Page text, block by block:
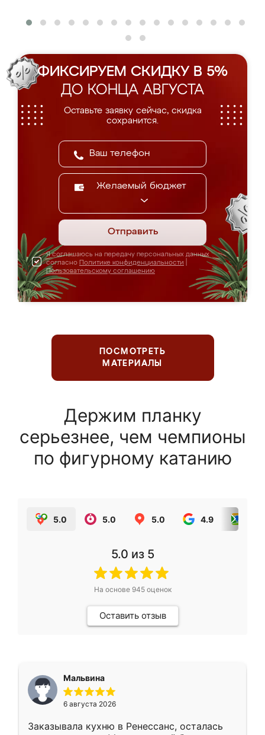
ФИКСИРУЕМ СКИДКУ В 5%
ДО КОНЦА АВГУСТА
Оставьте заявку сейчас, скидка
сохранится.
Желаемый бюджет
Отправить
Я соглашаюсь на передачу персональных данных
согласно Политике конфиденциальности
Пользовательскому соглашению
ПОСМОТРЕТЬ
МАТЕРИАЛЫ
Держим планку
серьезнее, чем чемпионы
по фигурному катанию
5.0 5.0 5.0 4.9
5.0 из 5
На основе 945оценок
Оставить отзыв
Мальвина
6 августа 2026
Заказывала кухню в Ренессанс, осталась